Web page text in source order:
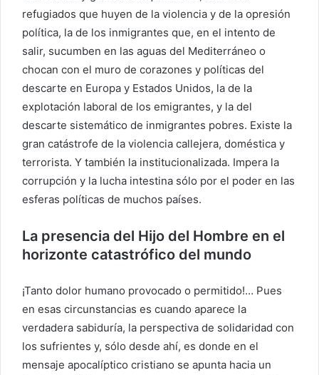
refugiados que huyen de la violencia y de la opresión
política, la de los inmigrantes que, en el intento de
salir, sucumben en las aguas del Mediterráneo o
chocan con el muro de corazones y políticas del
descarte en Europa y Estados Unidos, la de la
explotación laboral de los emigrantes, y la del
descarte sistemático de inmigrantes pobres. Existe la
gran catástrofe de la violencia callejera, doméstica y
terrorista. Y también la institucionalizada. Impera la
corrupción y la lucha intestina sólo por el poder en las
esferas políticas de muchos países.
La presencia del Hijo del Hombre en el
horizonte catastrófico del mundo
¡Tanto dolor humano provocado o permitido!… Pues
en esas circunstancias es cuando aparece la
verdadera sabiduría, la perspectiva de solidaridad con
los sufrientes y, sólo desde ahí, es donde en el
mensaje apocalíptico cristiano se apunta hacia un